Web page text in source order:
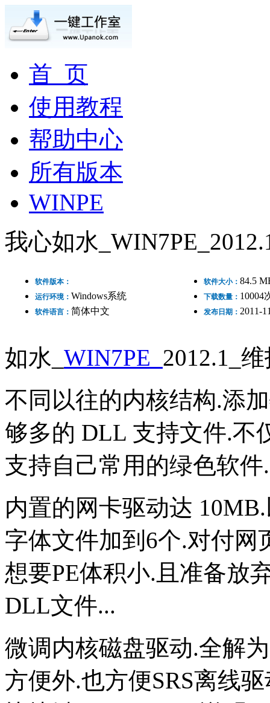
首 页
使用教程
帮助中心
所有版本
WINPE
我心如水
软件版本： 软件大小： 84.5
运行环境： Windows系统 下载数量： 10004
软件语言： 简体中文 发布日期： 2011-
如水_ WIN7PE_ 2012.1_
不同以往的内核结构.添
够多的 DLL 支持文件.不
支持自己常用的绿色软件.
内置的网卡驱动达
字体文件加到6个.对付网
想要PE体积小.且准备放
DLL文件...
微调内核磁盘驱动.全解
方便外.也方便SRS离线